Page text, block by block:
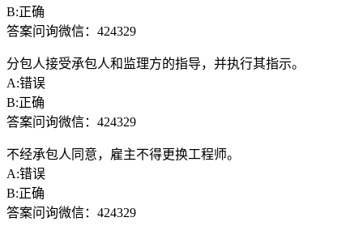
B:正确
答案问询微信：424329
分包人接受承包人和监理方的指导，并执行其指示。
A:错误
B:正确
答案问询微信：424329
不经承包人同意，雇主不得更换工程师。
A:错误
B:正确
答案问询微信：424329